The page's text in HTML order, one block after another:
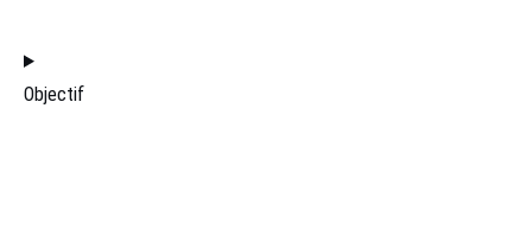
Objectif